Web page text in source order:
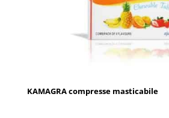
KAMAGRA compresse masticabile